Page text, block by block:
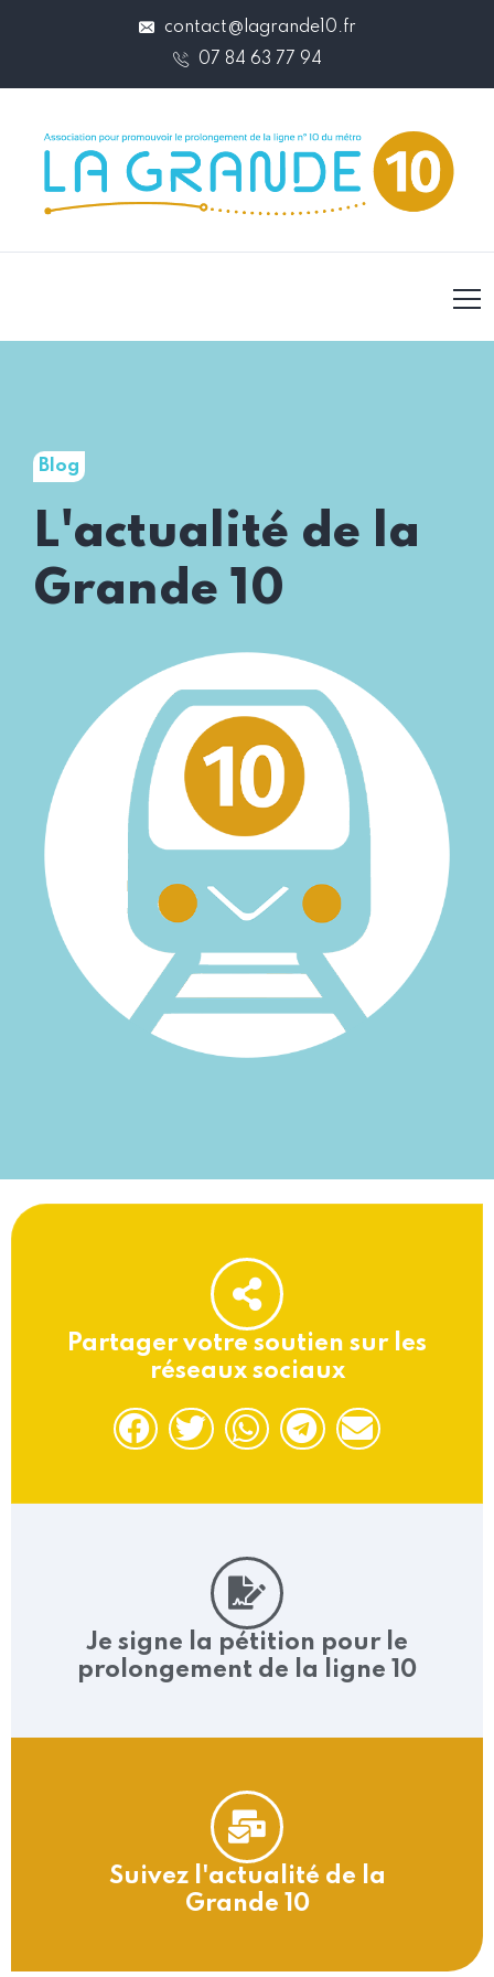
contact@lagrande10.fr
07 84 63 77 94
Blog
L'actualité de la
Grande 10
Partager votre soutien sur les
réseaux sociaux
Je signe la pétition pour le
prolongement de la ligne 10
Suivez l'actualité de la
Grande 10